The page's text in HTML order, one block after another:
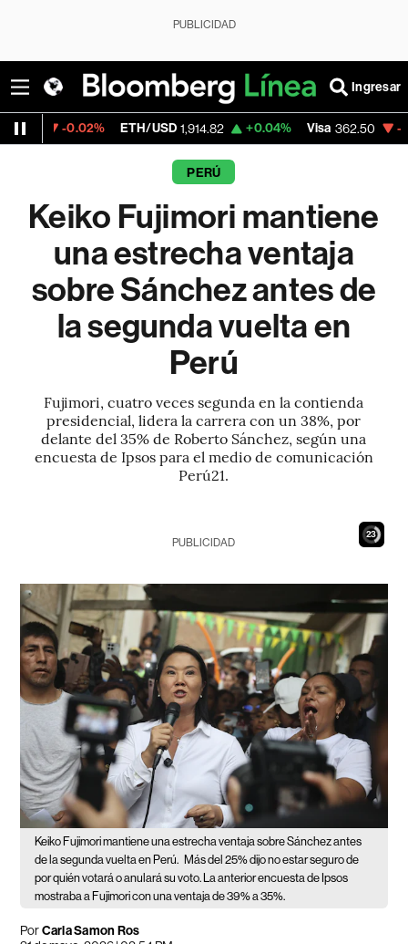
PUBLICIDAD
Ingresar
ETH/USD 1,914.82 +0.04% Visa 362.50 -2.15%
PERÚ
Keiko Fujimori mantiene
una estrecha ventaja
sobre Sánchez antes de
la segunda vuelta en
Perú
Fujimori, cuatro veces segunda en la contienda
presidencial, lidera la carrera con un 38%, por
delante del 35% de Roberto Sánchez, según una
encuesta de Ipsos para el medio de comunicación
Perú21.
21
PUBLICIDAD
Keiko Fujimori mantiene una estrecha ventaja sobre Sánchez antes
de la segunda vuelta en Perú. Más del 25% dijo no estar seguro de
por quién votará o anulará su voto. La anterior encuesta de Ipsos
mostraba a Fujimori con una ventaja de 39% a 35%.
PorCarla Samon Ros